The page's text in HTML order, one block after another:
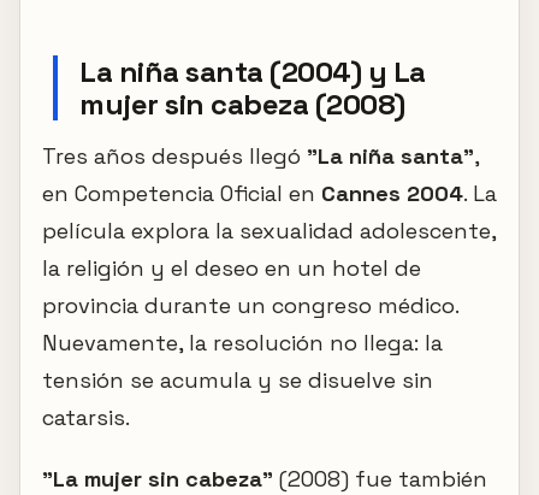
La niña santa (2004) y La
mujer sin cabeza (2008)
Tres años después llegó "La niña santa",
en Competencia Oficial en Cannes 2004. La
película explora la sexualidad adolescente,
la religión y el deseo en un hotel de
provincia durante un congreso médico.
Nuevamente, la resolución no llega: la
tensión se acumula y se disuelve sin
catarsis.
"La mujer sin cabeza" (2008) fue también